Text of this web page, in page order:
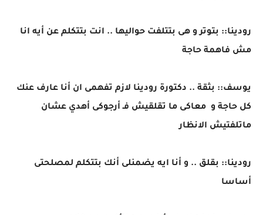
رودينا:: بتوتر و هى بتتلفت حواليها .. انت بتتكلم عن أيه انا
مش فاهمة حاجة
يوسف:: بثقة .. دكتورة رودينا لازم تفهمى ان أنا عارف عنك
كل حاجة و معاكى ما تقلقيش فـ أرجوكى أهدي عشان
ماتلفتيش الانظار
رودينا:: بقلق .. و أنا ايه يضمنلى أنك بتتكلم لمصلحتى
أساسا